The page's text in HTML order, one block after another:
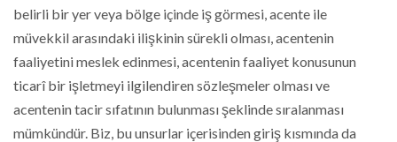
belirli bir yer veya bölge içinde iş görmesi, acente ile
müvekkil arasındaki ilişkinin sürekli olması, acentenin
faaliyetini meslek edinmesi, acentenin faaliyet konusunun
ticarî bir işletmeyi ilgilendiren sözleşmeler olması ve
acentenin tacir sıfatının bulunması şeklinde sıralanması
mümkündür. Biz, bu unsurlar içerisinden giriş kısmında da